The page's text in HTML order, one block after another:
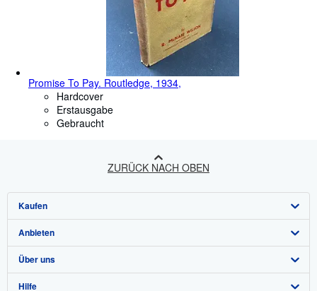
Promise To Pay. Routledge, 1934,
Hardcover
Erstausgabe
Gebraucht
ZURÜCK NACH OBEN
Kaufen
Detailsuche
Sammlungen
Nutzerkonto
Anbieten
Verkäufer werden
Partnerprogramm
Über uns
Über uns / Impressum
Hilfe